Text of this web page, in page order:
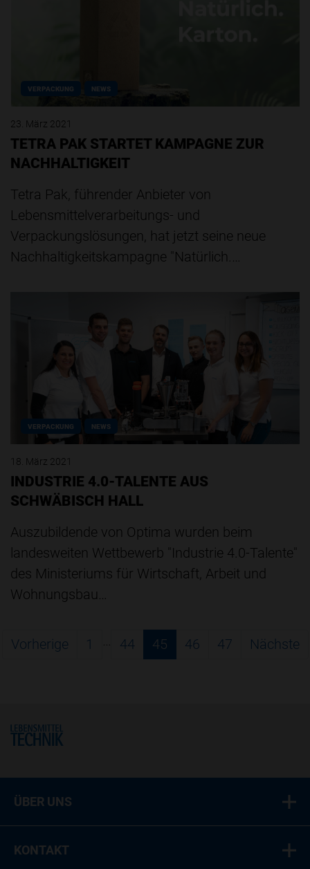
VERPACKUNG NEWS
23. März 2021
TETRA PAK STARTET KAMPAGNE ZUR
NACHHALTIGKEIT
Tetra Pak, führender Anbieter von
Lebensmittelverarbeitungs- und
Verpackungslösungen, hat jetzt seine neue
Nachhaltigkeitskampagne "Natürlich.…
VERPACKUNG NEWS
18. März 2021
INDUSTRIE 4.0-TALENTE AUS
SCHWÄBISCH HALL
Auszubildende von Optima wurden beim
landesweiten Wettbewerb "Industrie 4.0-Talente"
des Ministeriums für Wirtschaft, Arbeit und
Wohnungsbau…
Vorherige 1 … 44 45 46 47 Nächste
Home
ÜBER UNS
KONTAKT